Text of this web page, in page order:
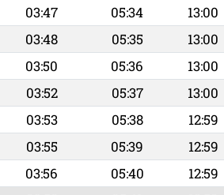
03:47 05:34 13:00
03:48 05:35 13:00
03:50 05:36 13:00
03:52 05:37 13:00
03:53 05:38 12:59
03:55 05:39 12:59
03:56 05:40 12:59